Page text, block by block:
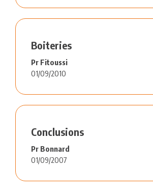
Boiteries
Pr Fitoussi
01/09/2010
Conclusions
Pr Bonnard
01/09/2007